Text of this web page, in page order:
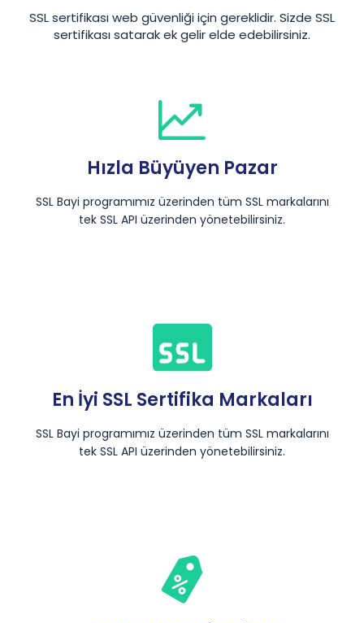
SSL sertifikası web güvenliği için gereklidir. Sizde SSL
sertifikası satarak ek gelir elde edebilirsiniz.
Hızla Büyüyen Pazar
SSL Bayi programımız üzerinden tüm SSL markalarını
tek SSL API üzerinden yönetebilirsiniz.
En İyi SSL Sertifika Markaları
SSL Bayi programımız üzerinden tüm SSL markalarını
tek SSL API üzerinden yönetebilirsiniz.